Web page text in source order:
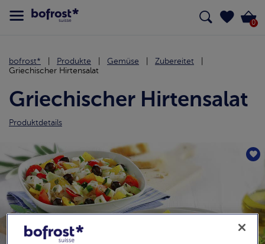
0
bofrost* Produkte Gemüse
Zubereitet
Griechischer Hirtensalat
Griechischer Hirtensalat
Produktdetails